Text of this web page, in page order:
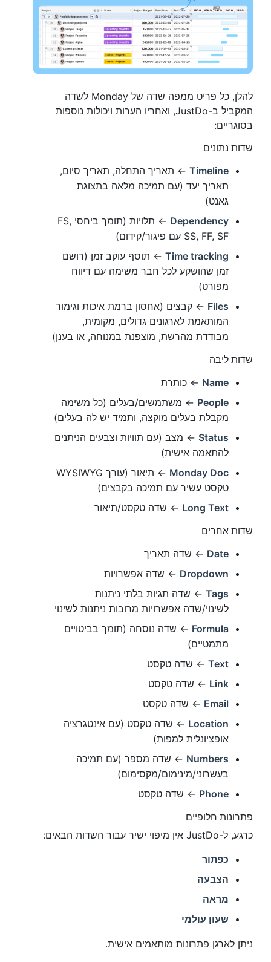
להלן, כל פריט ממפה שדה של Monday לשדה
המקביל ב-JustDo, ואחריו הערות ויכולות נוספות
בסוגריים:
שדות נתונים
Timeline ← תאריך התחלה, תאריך סיום,
תאריך יעד (עם תמיכה מלאה בתצוגת
גאנט)
Dependency
← תלויות (תומך ביחסי FS,
SS, FF, SF עם פיגור/קידום)
Time tracking ← תוסף עוקב זמן (רושם
זמן שהושקע לכל חבר משימה עם דיווח
מפורט)
Files ← קבצים (אחסון ברמת איכות וגימור
המותאמת לארגונים גדולים, מקומית,
מבודדת מהרשת, מוצפנת במנוחה, או בענן)
שדות ליבה
Name ← כותרת
People ← משתמשים/בעלים (כל משימה
מקבלת בעלים מוקצה, ותמיד יש לה בעלים)
Status ← מצב (עם תוויות וצבעים הניתנים
להתאמה אישית)
Monday Doc
← תיאור (עורך WYSIWYG
טקסט עשיר עם תמיכה בקבצים)
Long Text ← שדה טקסט/תיאור
שדות אחרים
Date ← שדה תאריך
Dropdown ← שדה אפשרויות
Tags ← שדה תגיות בלתי ניתנות
לשינוי/שדה אפשרויות מרובות ניתנות לשינוי
Formula ← שדה נוסחה (תומך בביטויים
מתמטיים)
Text ← שדה טקסט
Link ← שדה טקסט
Email ← שדה טקסט
Location ← שדה טקסט (עם אינטגרציה
אופציונלית למפות)
Numbers ← שדה מספר (עם תמיכה
בעשרוני/מינימום/מקסימום)
Phone ← שדה טקסט
פתרונות חלופיים
כרגע, ל-JustDo אין מיפוי ישיר עבור השדות הבאים:
כפתור
הצבעה
מראה
שעון עולמי
ניתן לארגן פתרונות מותאמים אישית.